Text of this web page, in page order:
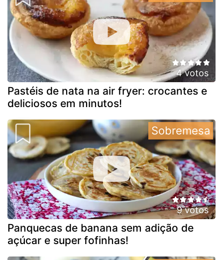
4 votos
Pastéis de nata na air fryer: crocantes e
deliciosos em minutos!
9 votos
Panquecas de banana sem adição de
açúcar e super fofinhas!
Sobremesa